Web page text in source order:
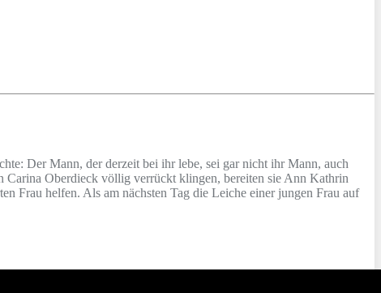
Der Mann, der derzeit bei ihr lebe, sei gar nicht ihr Mann, auch
Carina Oberdieck völlig verrückt klingen, bereiten sie Ann Kathrin
Frau helfen. Als am nächsten Tag die Leiche einer jungen Frau auf